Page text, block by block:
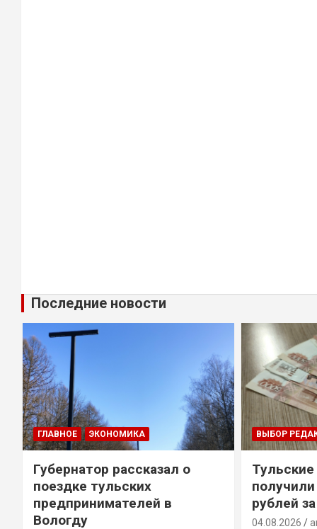
Последние новости
ГЛАВНОЕ ЭКОНОМИКА
Губернатор рассказал о
поездке тульских
предпринимателей в
Вологду
ВЫБОР
рублей
04.08.2026